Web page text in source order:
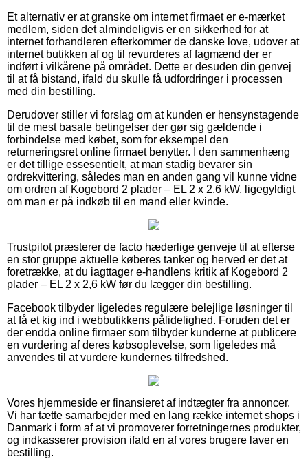
Et alternativ er at granske om internet firmaet er e-mærket
medlem, siden det almindeligvis er en sikkerhed for at
internet forhandleren efterkommer de danske love, udover at
internet butikken af og til revurderes af fagmænd der er
indført i vilkårene på området. Dette er desuden din genvej
til at få bistand, ifald du skulle få udfordringer i processen
med din bestilling.
Derudover stiller vi forslag om at kunden er hensynstagende
til de mest basale betingelser der gør sig gældende i
forbindelse med købet, som for eksempel den
returneringsret online firmaet benytter. I den sammenhæng
er det tillige essesentielt, at man stadig bevarer sin
ordrekvittering, således man en anden gang vil kunne vidne
om ordren af Kogebord 2 plader – EL 2 x 2,6 kW, ligegyldigt
om man er på indkøb til en mand eller kvinde.
Trustpilot præsterer de facto hæderlige genveje til at efterse
en stor gruppe aktuelle køberes tanker og herved er det at
foretrække, at du iagttager e-handlens kritik af Kogebord 2
plader – EL 2 x 2,6 kW før du lægger din bestilling.
Facebook tilbyder ligeledes regulære belejlige løsninger til
at få et kig ind i webbutikkens pålidelighed. Foruden det er
der endda online firmaer som tilbyder kunderne at publicere
en vurdering af deres købsoplevelse, som ligeledes må
anvendes til at vurdere kundernes tilfredshed.
Vores hjemmeside er finansieret af indtægter fra annoncer.
Vi har tætte samarbejder med en lang række internet shops i
Danmark i form af at vi promoverer forretningernes produkter,
og indkasserer provision ifald en af vores brugere laver en
bestilling.